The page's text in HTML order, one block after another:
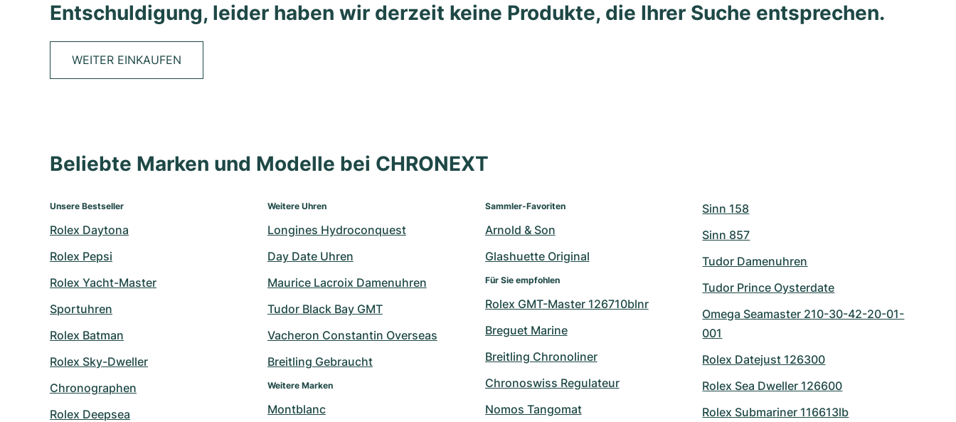
Entschuldigung, leider haben wir derzeit keine Produkte, die Ihrer Suche entsprechen.
WEITER EINKAUFEN
Beliebte Marken und Modelle bei CHRONEXT
Unsere Bestseller
Rolex Daytona
Rolex Pepsi
Rolex Yacht-Master
Sportuhren
Rolex Batman
Rolex Sky-Dweller
Chronographen
Rolex Deepsea
Weitere Uhren
Longines Hydroconquest
Day Date Uhren
Maurice Lacroix Damenuhren
Tudor Black Bay GMT
Vacheron Constantin Overseas
Breitling Gebraucht
Weitere Marken
Montblanc
Sammler-Favoriten
Arnold & Son
Glashuette Original
Für Sie empfohlen
Rolex GMT-Master 126710blnr
Breguet Marine
Breitling Chronoliner
Chronoswiss Regulateur
Nomos Tangomat
Sinn 158
Sinn 857
Tudor Damenuhren
Tudor Prince Oysterdate
Omega Seamaster 210-30-42-20-01-
001
Rolex Datejust 126300
Rolex Sea Dweller 126600
Rolex Submariner 116613lb